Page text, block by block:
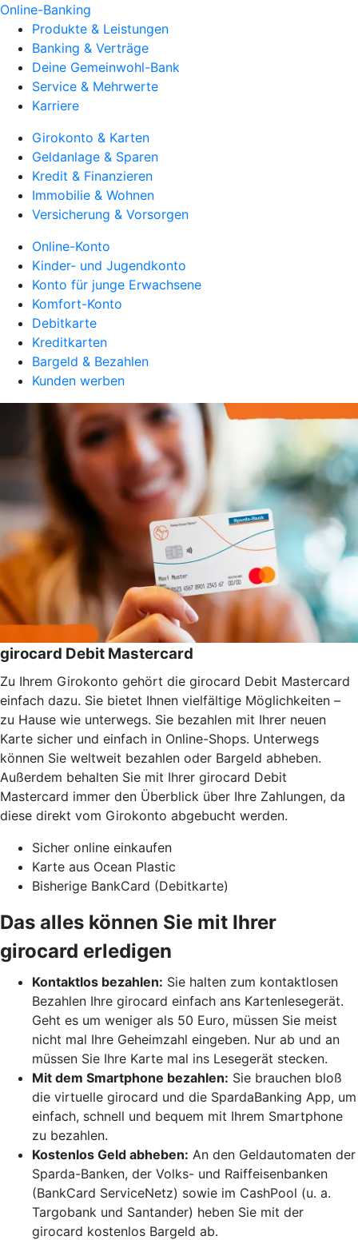
Online-Banking
Produkte & Leistungen
Banking & Verträge
Deine Gemeinwohl-Bank
Service & Mehrwerte
Karriere
Girokonto & Karten
Geldanlage & Sparen
Kredit & Finanzieren
Immobilie & Wohnen
Versicherung & Vorsorgen
Online-Konto
Kinder- und Jugendkonto
Konto für junge Erwachsene
Komfort-Konto
Debitkarte
Kreditkarten
Bargeld & Bezahlen
Kunden werben
girocard Debit Mastercard
Zu Ihrem Girokonto gehört die girocard Debit Mastercard
einfach dazu. Sie bietet Ihnen vielfältige Möglichkeiten –
zu Hause wie unterwegs. Sie bezahlen mit Ihrer neuen
Karte sicher und einfach in Online-Shops. Unterwegs
können Sie weltweit bezahlen oder Bargeld abheben.
Außerdem behalten Sie mit Ihrer girocard Debit
Mastercard immer den Überblick über Ihre Zahlungen, da
diese direkt vom Girokonto abgebucht werden.
Sicher online einkaufen
Karte aus Ocean Plastic
Bisherige BankCard (Debitkarte)
Das alles können Sie mit Ihrer
girocard erledigen
Kontaktlos bezahlen: Sie halten zum kontaktlosen
Bezahlen Ihre girocard einfach ans Kartenlesegerät.
Geht es um weniger als 50 Euro, müssen Sie meist
nicht mal Ihre Geheimzahl eingeben. Nur ab und an
müssen Sie Ihre Karte mal ins Lesegerät stecken.
Mit dem Smartphone bezahlen: Sie brauchen bloß
die virtuelle girocard und die SpardaBanking App, um
einfach, schnell und bequem mit Ihrem Smartphone
zu bezahlen.
Kostenlos Geld abheben: An den Geldautomaten der
Sparda-Banken, der Volks- und Raiffeisenbanken
(BankCard ServiceNetz) sowie im CashPool (u. a.
Targobank und Santander) heben Sie mit der
girocard kostenlos Bargeld ab.